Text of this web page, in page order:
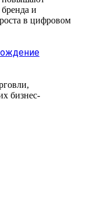
и
в цифровом
бизнес-